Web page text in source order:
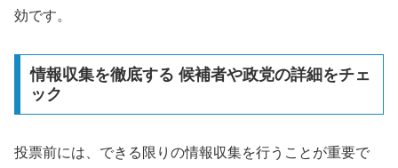
効です。
情報収集を徹底する 候補者や政党の詳細をチェ
ック
投票前には、できる限りの情報収集を行うことが重要で